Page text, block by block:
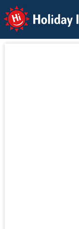
Holiday Info